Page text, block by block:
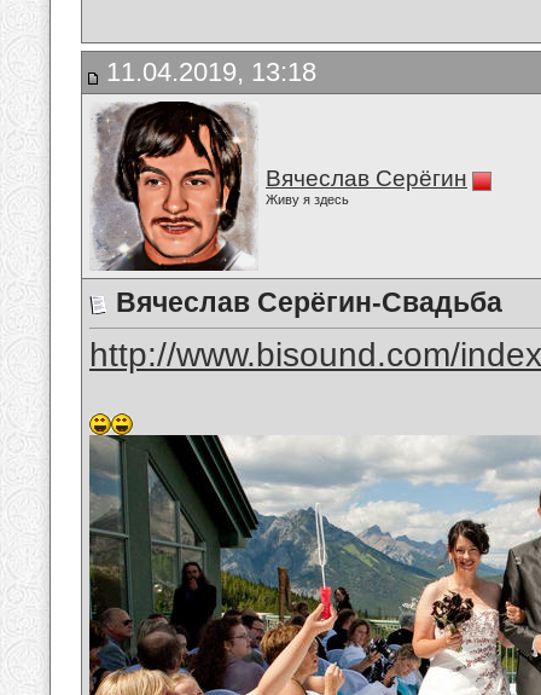
11.04.2019, 13:18
Вячеслав Серёгин
Живу я здесь
Вячеслав Серёгин-Свадьба
http://www.bisound.com/